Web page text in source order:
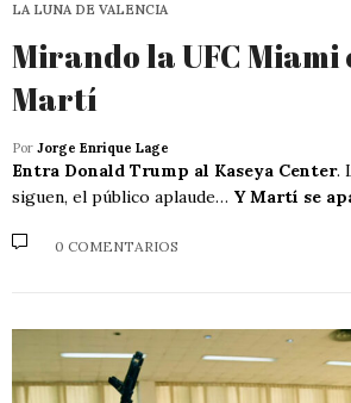
LA LUNA DE VALENCIA
Mirando la UFC Miami
Martí
Por Jorge Enrique Lage
Entra Donald Trump al Kaseya Center.
siguen, el público aplaude… Y Martí se
0 COMENTARIOS